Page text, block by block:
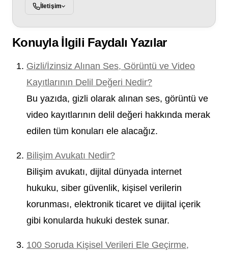
İletişim
Konuyla İlgili Faydalı Yazılar
Gizli/İzinsiz Alınan Ses, Görüntü ve Video
Kayıtlarının Delil Değeri Nedir?
Bu yazıda, gizli olarak alınan ses, görüntü ve
video kayıtlarının delil değeri hakkında merak
edilen tüm konuları ele alacağız.
Bilişim Avukatı Nedir?
Bilişim avukatı, dijital dünyada internet
hukuku, siber güvenlik, kişisel verilerin
korunması, elektronik ticaret ve dijital içerik
gibi konularda hukuki destek sunar.
100 Soruda Kişisel Verileri Ele Geçirme,